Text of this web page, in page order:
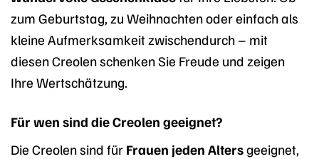
zum Geburtstag, zu Weihnachten oder einfach als
kleine Aufmerksamkeit zwischendurch – mit
diesen Creolen schenken Sie Freude und zeigen
Ihre Wertschätzung.
Für wen sind die Creolen geeignet?
Die Creolen sind für Frauen jeden Altersgeeignet,